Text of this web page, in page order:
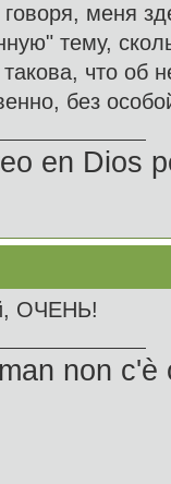
говоря, меня
тему,
что об
без
en Dios
ОЧЕНЬ!
non c'è